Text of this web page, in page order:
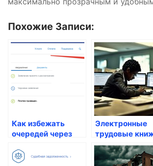
Похожие Записи:
Как избежать
очередей через
решения
Электронные
трудовые
как получить
через